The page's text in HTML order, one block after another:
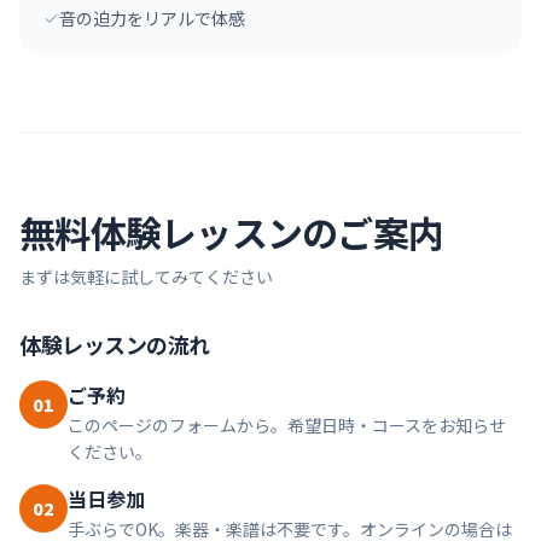
音の迫力をリアルで体感
無料体験レッスンのご案内
まずは気軽に試してみてください
体験レッスンの流れ
01 ご予約
このページのフォームから。希望日時・コースをお知らせ
ください。
02 当日参加
手ぶらでOK。楽器・楽譜は不要です。オンラインの場合は